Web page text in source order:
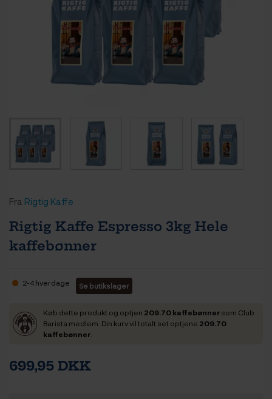
Fra Rigtig Kaffe
Rigtig Kaffe Espresso 3kg Hele
kaffebønner
2-4 hverdage Se butikslager
Køb dette produkt og optjen 209.70 kaffebønnersom Club
Barista medlem. Din kurv vil totalt set optjene 209.70
kaffebønner
699,95 DKK